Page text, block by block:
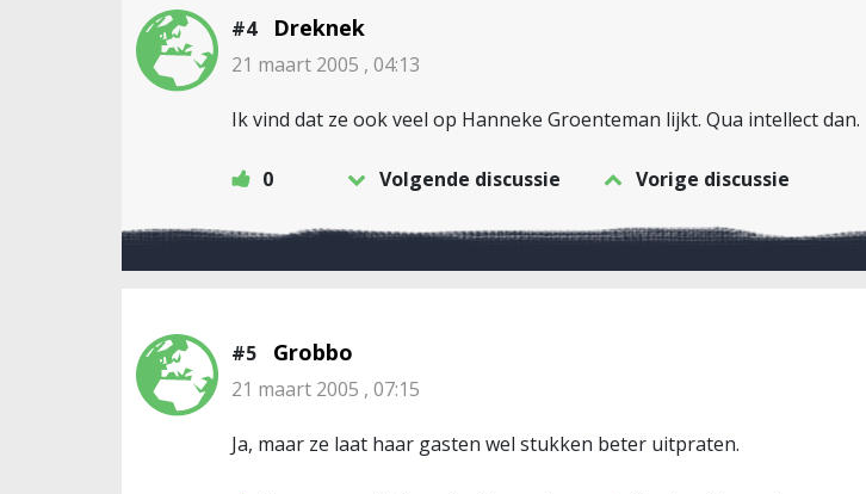
#4 Dreknek
21 maart 2005 , 04:13
Ik vind dat ze ook veel op Hanneke Groenteman lijkt. Qua intellect dan.
0 Volgende discussie Vorige discussie
#5 Grobbo
21 maart 2005 , 07:15
Ja, maar ze laat haar gasten wel stukken beter uitpraten.